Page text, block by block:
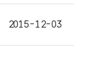
2015-12-03